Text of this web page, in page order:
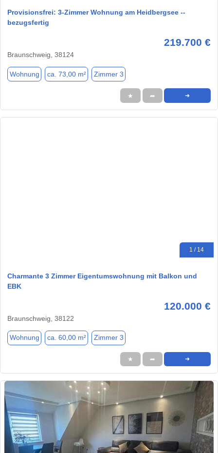
Provisionsfrei: 3-Zimmer Wohnung am Heidbergsee --
bezugsfertig
219.700 €
Braunschweig, 38124
Wohnung ca. 73,00 m² Zimmer 3
★ ➦ ➜
1 / 14
Charmante 3 Zimmer Eigentumswohnung mit Balkon und
EBK
120.000 €
Braunschweig, 38122
Wohnung ca. 60,00 m² Zimmer 3
★ ➦ ➜